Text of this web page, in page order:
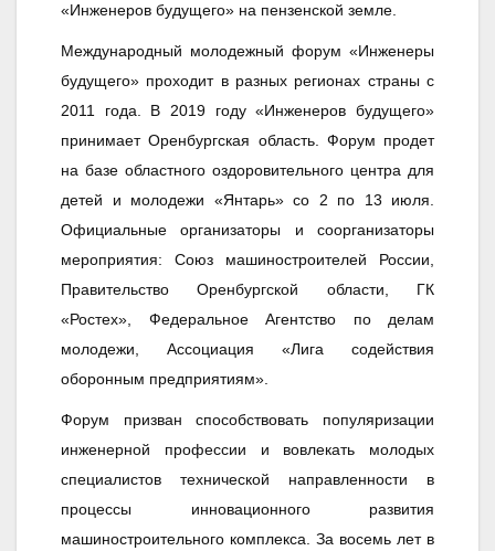
«Инженеров будущего» на пензенской земле.
Международный молодежный форум «Инженеры
будущего» проходит в разных регионах страны с
2011 года. В 2019 году «Инженеров будущего»
принимает Оренбургская область. Форум продет
на базе областного оздоровительного центра для
детей и молодежи «Янтарь» со 2 по 13 июля.
Официальные организаторы и соорганизаторы
мероприятия: Союз машиностроителей России,
Правительство Оренбургской области, ГК
«Ростех», Федеральное Агентство по делам
молодежи, Ассоциация «Лига содействия
оборонным предприятиям».
Форум призван способствовать популяризации
инженерной профессии и вовлекать молодых
специалистов технической направленности в
процессы инновационного развития
машиностроительного комплекса. За восемь лет в